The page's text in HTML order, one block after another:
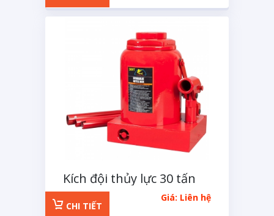
Kích đội thủy lực 30 tấn
Giá: Liên hệ
CHI TIẾT